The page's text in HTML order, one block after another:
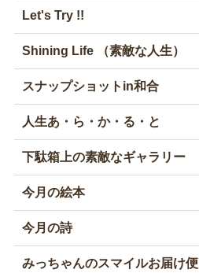
Let's Try !!
Shining Life （素敵な人生）
スナップショットin和合
人生あ・ら・か・る・と
下駄箱上の素敵なギャラリー
今月の絵本
今月の詩
みっちゃんのスマイルお届け便